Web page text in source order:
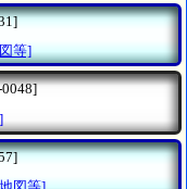
等]